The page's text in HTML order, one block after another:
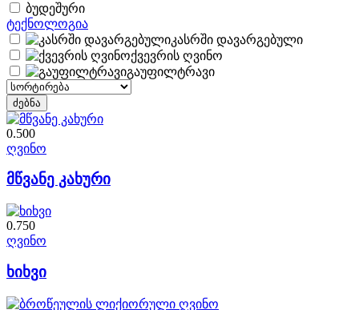
ბუდეშური
ტექნოლოგია
კასრში დავარგებული
ქვევრის ღვინო
გაუფილტრავი
0.500
ღვინო
მწვანე კახური
0.750
ღვინო
ხიხვი